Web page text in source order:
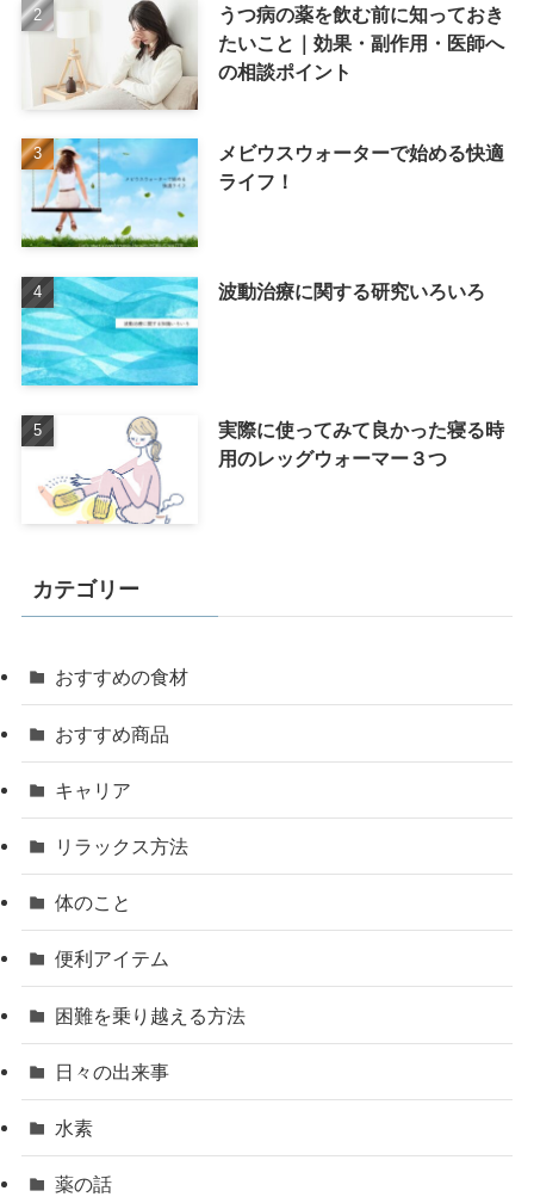
うつ病の薬を飲む前に知っておき
たいこと｜効果・副作用・医師へ
の相談ポイント
メビウスウォーターで始める快適
ライフ！
波動治療に関する研究いろいろ
実際に使ってみて良かった寝る時
用のレッグウォーマー３つ
カテゴリー
おすすめの食材
おすすめ商品
キャリア
リラックス方法
体のこと
便利アイテム
困難を乗り越える方法
日々の出来事
水素
薬の話